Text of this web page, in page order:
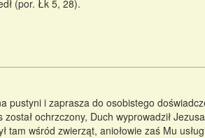
(por. Łk 5, 28).
pustyni i zaprasza do osobistego
ochrzczony, Duch wyprowadził
tam wśród zwierząt, aniołowie zaś Mu